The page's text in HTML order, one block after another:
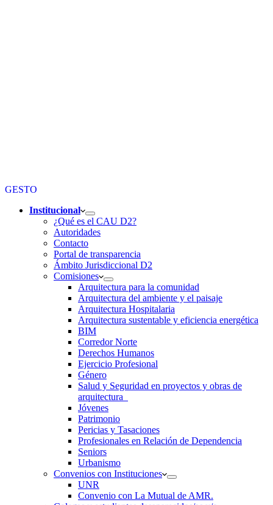
GESTO
Institucional
¿Qué es el CAU D2?
Autoridades
Contacto
Portal de transparencia
Ámbito Jurisdiccional D2
Comisiones
Arquitectura para la comunidad
Arquitectura del ambiente y el paisaje
Arquitectura Hospitalaria
Arquitectura sustentable y eficiencia energética
BIM
Corredor Norte
Derechos Humanos
Ejercicio Profesional
Género
Salud y Seguridad en proyectos y obras de
arquitectura
Jóvenes
Patrimonio
Pericias y Tasaciones
Profesionales en Relación de Dependencia
Seniors
Urbanismo
Convenios con Instituciones
UNR
Convenio con La Mutual de AMR.